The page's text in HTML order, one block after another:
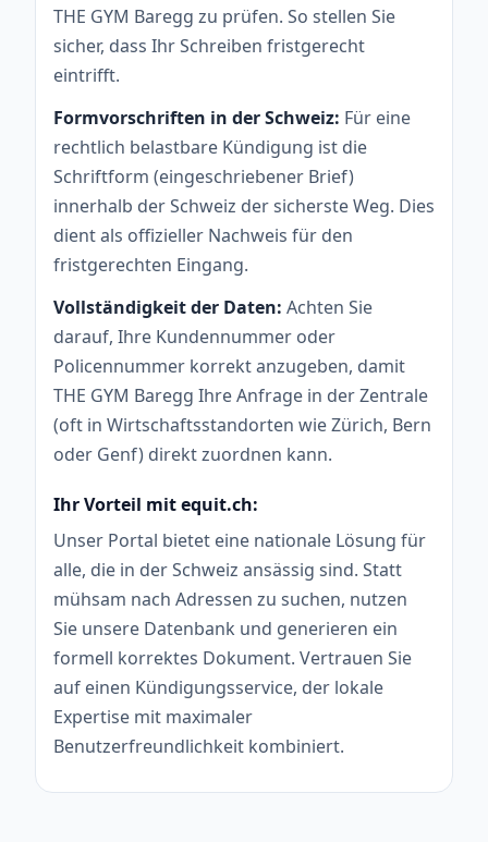
THE GYM Baregg zu prüfen. So stellen Sie
sicher, dass Ihr Schreiben fristgerecht
eintrifft.
Formvorschriften in der Schweiz: Für eine
rechtlich belastbare Kündigung ist die
Schriftform (eingeschriebener Brief)
innerhalb der Schweiz der sicherste Weg. Dies
dient als offizieller Nachweis für den
fristgerechten Eingang.
Vollständigkeit der Daten: Achten Sie
darauf, Ihre Kundennummer oder
Policennummer korrekt anzugeben, damit
THE GYM Baregg Ihre Anfrage in der Zentrale
(oft in Wirtschaftsstandorten wie Zürich, Bern
oder Genf) direkt zuordnen kann.
Ihr Vorteil mit equit.ch:
Unser Portal bietet eine nationale Lösung für
alle, die in der Schweiz ansässig sind. Statt
mühsam nach Adressen zu suchen, nutzen
Sie unsere Datenbank und generieren ein
formell korrektes Dokument. Vertrauen Sie
auf einen Kündigungsservice, der lokale
Expertise mit maximaler
Benutzerfreundlichkeit kombiniert.